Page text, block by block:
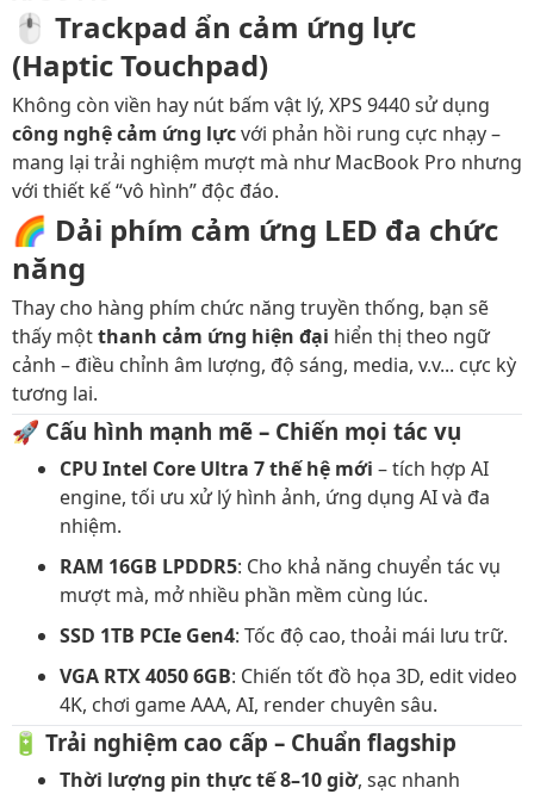
🖱️ Trackpad ẩn cảm ứng lực
(Haptic Touchpad)
Không còn viền hay nút bấm vật lý, XPS 9440 sử dụng
công nghệ cảm ứng lựcvới phản hồi rung cực nhạy –
mang lại trải nghiệm mượt mà như MacBook Pro nhưng
với thiết kế “vô hình” độc đáo.
🌈 Dải phím cảm ứng LED đa chức
năng
Thay cho hàng phím chức năng truyền thống, bạn sẽ
thấy mộtthanh cảm ứng hiện đại hiển thị theo ngữ
cảnh – điều chỉnh âm lượng, độ sáng, media, v.v... cực kỳ
tương lai.
🚀 Cấu hình mạnh mẽ – Chiến mọi tác vụ
CPU Intel Core Ultra 7 thế hệ mới – tích hợp AI
engine, tối ưu xử lý hình ảnh, ứng dụng AI và đa
nhiệm.
RAM 16GB LPDDR5: Cho khả năng chuyển tác vụ
mượt mà, mở nhiều phần mềm cùng lúc.
SSD 1TB PCIe Gen4: Tốc độ cao, thoải mái lưu trữ.
VGA RTX 4050 6GB: Chiến tốt đồ họa 3D, edit video
4K, chơi game AAA, AI, render chuyên sâu.
🔋 Trải nghiệm cao cấp – Chuẩn flagship
Thời lượng pin thực tế 8–10 giờ, sạc nhanh